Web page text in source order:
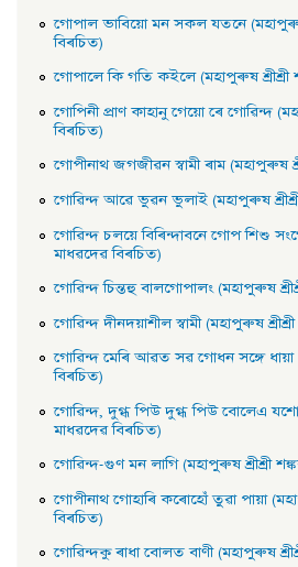
গােপাল ভাবিয়ো মন সকল যতনে (মহাপুৰুষ
বিৰচিত)
গােপালে কি গতি কইলে (মহাপুৰুষ শ্ৰীশ্ৰী
গােপিনী প্রাণ কাহানু গেয়ো ৰে গােৱিন্দ
বিৰচিত)
গােপীনাথ জগজীৱন স্বামী ৰাম (মহাপুৰুষ
গােৱিন্দ আৱে ভুৱন ভুলাই (মহাপুৰুষ
গােৱিন্দ চলয়ে বিৰিন্দাবনে গােপ শিশু
মাধৱদেৱ বিৰচিত)
গােৱিন্দ চিন্তহু বালগােপালং (মহাপুৰুষ
গােৱিন্দ দীনদয়াশীল স্বামী (মহাপুৰুষ
গােৱিন্দ মেৰি আৱত সৱ গােধন সঙ্গে ধায়া
বিৰচিত)
গােৱিন্দ, দুগ্ধ পিউ দুগ্ধ পিউ বােলেএ
মাধৱদেৱ বিৰচিত)
গােৱিন্দ-গুণ মন লাগি (মহাপুৰুষ শ্ৰীশ্ৰী
গােপীনাথ গােহাৰি কৰােহোঁ তুৱা পায়া
বিৰচিত)
গােৱিন্দকু ৰাধা বােলত বাণী (মহাপুৰুষ